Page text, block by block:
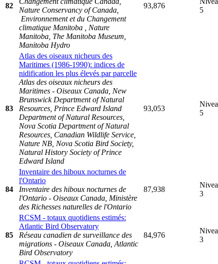
82
Nature Conservancy of Canada,
Environnement et du Changement
climatique Manitoba , Nature
Manitoba, The Manitoba Museum,
Manitoba Hydro
93,876
5
83
Atlas des oiseaux nicheurs des
Maritimes (1986-1990): indices de
nidification les plus élevés par parcelle
Atlas des oiseaux nicheurs des
Maritimes - Oiseaux Canada, New
Brunswick Department of Natural
Resources, Prince Edward Island
Department of Natural Resources,
Nova Scotia Department of Natural
Resources, Canadian Wildlife Service,
Nature NB, Nova Scotia Bird Society,
Natural History Society of Prince
Edward Island
93,053
5
84
Inventaire des hiboux nocturnes de
l'Ontario
Inventaire des hiboux nocturnes de
l'Ontario - Oiseaux Canada, Ministère
des Richesses naturelles de l'Ontario
87,938
3
85
RCSM - totaux quotidiens estimés:
Atlantic Bird Observatory
Réseau canadien de surveillance des
migrations - Oiseaux Canada, Atlantic
Bird Observatory
84,976
3